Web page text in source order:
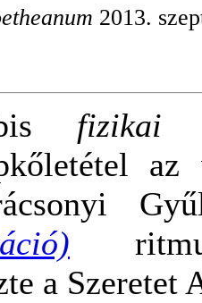
2013.
fizikai
a Szeretet